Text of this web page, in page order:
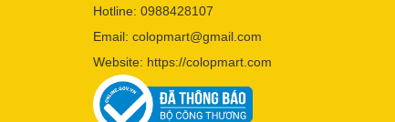
Hotline: 0988428107
Email: colopmart@gmail.com
Website: https://colopmart.com